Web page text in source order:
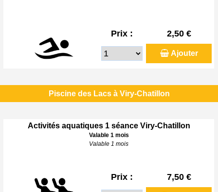
Prix : 2,50 €
Ajouter
Piscine des Lacs à Viry-Chatillon
Activités aquatiques 1 séance Viry-Chatillon
Valable 1 mois
Valable 1 mois
Prix : 7,50 €